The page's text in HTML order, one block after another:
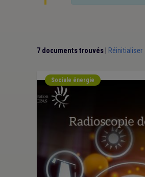
7 documents trouvés Réinitialiser
Sociale énergie